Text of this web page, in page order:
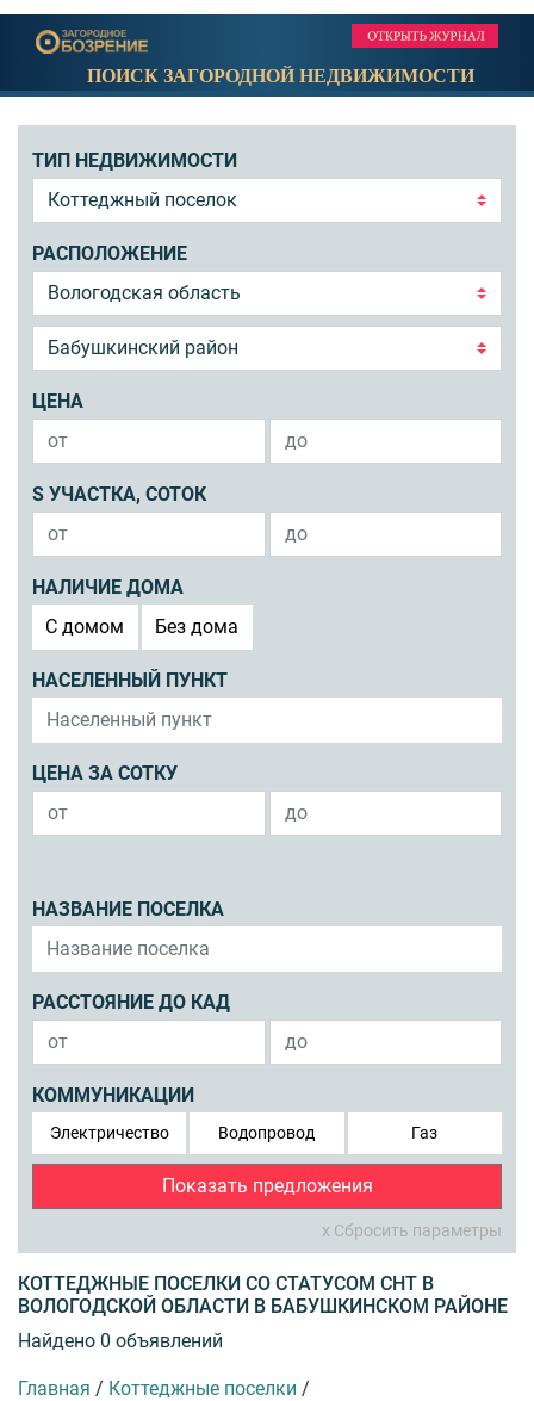
ПОИСК ЗАГОРОДНОЙ НЕДВИЖИМОСТИ
ТИП НЕДВИЖИМОСТИ
РАСПОЛОЖЕНИЕ
ЦЕНА
S УЧАСТКА, СОТОК
НАЛИЧИЕ ДОМА
C домом
Без дома
НАСЕЛЕННЫЙ ПУНКТ
ЦЕНА ЗА СОТКУ
НАЗВАНИЕ ПОСЕЛКА
РАССТОЯНИЕ ДО КАД
КОММУНИКАЦИИ
Электричество Водопровод Газ
Показать предложения
x Сбросить параметры
КОТТЕДЖНЫЕ ПОСЕЛКИ СО СТАТУСОМ СНТ В
ВОЛОГОДСКОЙ ОБЛАСТИ В БАБУШКИНСКОМ РАЙОНЕ
Найдено 0 объявлений
Главная / Коттеджные поселки /